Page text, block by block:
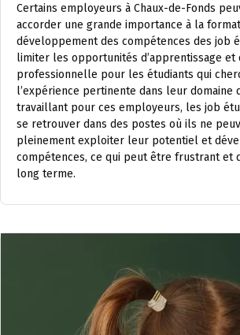
Certains employeurs à Chaux-de-Fonds
accorder une grande importance à la
développement des compétences des job
limiter les opportunités d’apprentissage et
professionnelle pour les étudiants qui
l’expérience pertinente dans leur domaine
travaillant pour ces employeurs, les job
se retrouver dans des postes où ils ne
pleinement exploiter leur potentiel et
compétences, ce qui peut être frustrant et
long terme.